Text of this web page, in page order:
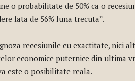
o probabilitate de 50% ca o
fata de 56% luna trecuta”.
recesiunile cu exactitate, nici
economice puternice din ultima
este o posibilitate reala.